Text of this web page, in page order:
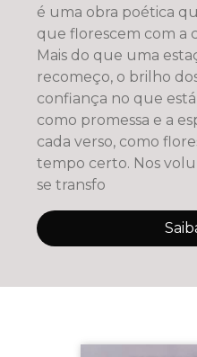
é uma obra poética
que florescem com a
Mais do que uma
recomeço, o brilho
confiança no que
como promessa e a
cada verso, como
tempo certo. Nos volumes seguintes, o amor
se transfo